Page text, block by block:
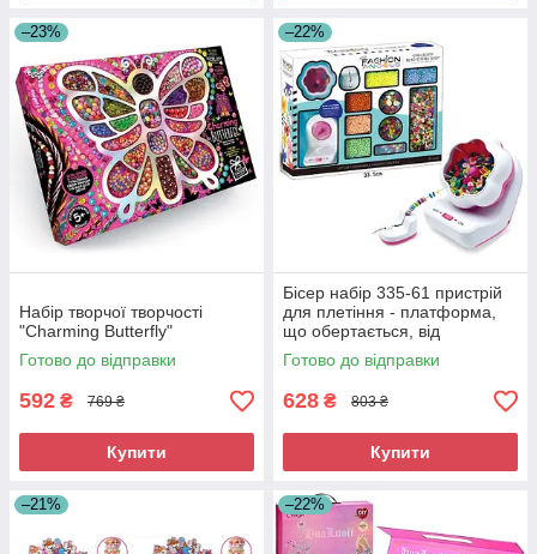
–23%
Набір творчої творчості
"Charming Butterfly"
Готово до відправки
592 ₴ 769 ₴
Купити
–22%
Бісер набір 335-61 пристрій
для плетіння - платформа,
що обертається, від
мережі/USB, раковини,
намистини, паєтки
Готово до відправки
628 ₴ 803 ₴
Купити
–21% –22%